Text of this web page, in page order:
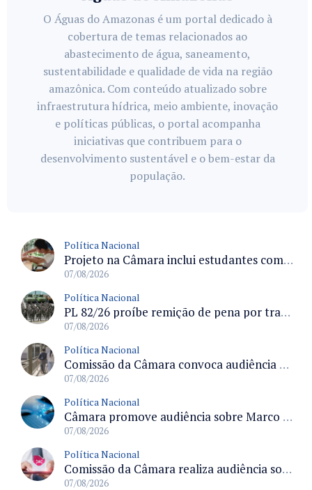
O Águas do Amazonas é um portal dedicado à
cobertura de temas relacionados ao
abastecimento de água, saneamento,
sustentabilidade e qualidade de vida na região
amazônica. Com conteúdo atualizado sobre
infraestrutura hídrica, meio ambiente, inovação
e políticas públicas, o portal acompanha
iniciativas que contribuem para o
desenvolvimento sustentável e o bem-estar da
população.
Política Nacional
Projeto na Câmara inclui estudantes com deficiência no regime escolar especial da LDB e estabelece critérios para frequência
07/08/2026
Política Nacional
PL 82/26 proíbe remição de pena por trabalho em funções militares para condenados por crimes contra o Estado Democrático de Direito
07/08/2026
Política Nacional
Comissão da Câmara convoca audiência para discutir misoginia nas escolas e universidades após divulgação de listas misóginas
07/08/2026
Política Nacional
Câmara promove audiência sobre Marco de Fomento à Economia Digital e impactos da inteligência artificial
07/08/2026
Política Nacional
Comissão da Câmara realiza audiência sobre apostas online para medir o tamanho do mercado ilegal
07/08/2026